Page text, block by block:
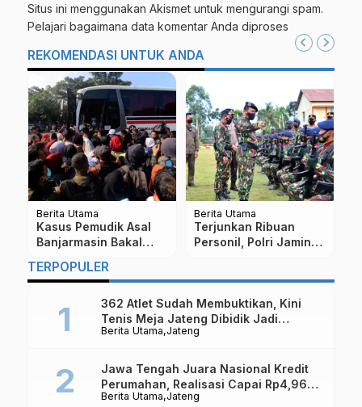
Situs ini menggunakan Akismet untuk mengurangi spam.
Pelajari bagaimana data komentar Anda diproses
REKOMENDASI UNTUK ANDA
Berita Utama
Kasus Pemudik Asal
Banjarmasin Bakal
Magelang
Berita Utama
Terjunkan Ribuan
Personil, Polri Jamin
TERPOPULER
Berita Utama Jateng
362 Atlet Sudah Membuktikan, Kini
Tenis Meja Jateng Dibidik Jadi
Kekuatan Nasional
Berita Utama Jateng
Jawa Tengah Juara Nasional Kredit
Perumahan, Realisasi Capai Rp4,96
Triliun